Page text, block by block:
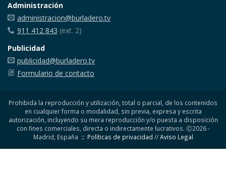
Administración
administracion@burladero.tv
911 412 843 (ext. 2)
Publicidad
publicidad@burladero.tv
Formulario de contacto
Prohibida la reproducción y utilización, total o parcial, de los contenidos
en cualquier forma o modalidad, sin previa, expresa y escrita
autorización, incluyendo su mera reproducción y/o puesta a disposición
con fines comerciales, directa o indirectamente lucrativos. Ⓒ2026 -
Madrid, España :: Políticas de privacidad //Aviso Legal